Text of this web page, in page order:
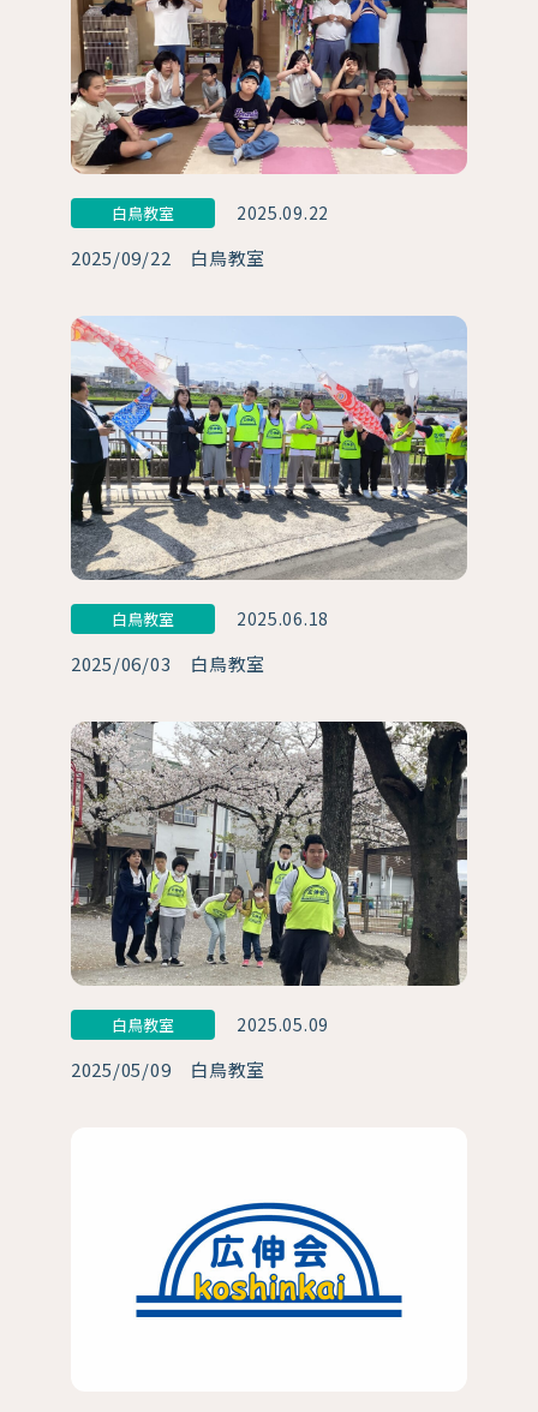
白鳥教室 2025.09.22
2025/09/22 白鳥教室
白鳥教室 2025.06.18
2025/06/03 白鳥教室
白鳥教室 2025.05.09
2025/05/09 白鳥教室